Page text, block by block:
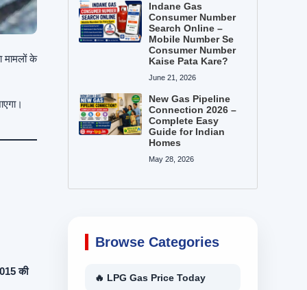
मामलों के
की
Indane Gas
Consumer Number
Search Online –
Mobile Number Se
Consumer Number
Kaise Pata Kare?
June 21, 2026
New Gas Pipeline
Connection 2026 –
Complete Easy
Guide for Indian
Homes
May 28, 2026
Browse Categories
🔥 LPG Gas Price Today